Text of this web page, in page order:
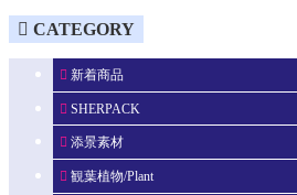
CATEGORY
新着商品
SHERPACK
添景素材
観葉植物/Plant